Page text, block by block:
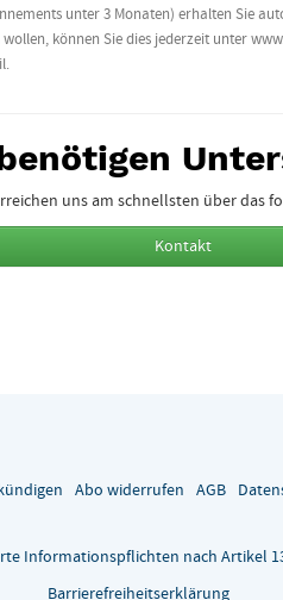
unter 3 Monaten) erhalten Sie
können Sie dies jederzeit unter
uns am schnellsten über das
Kontakt
Abo widerrufen AGB
Informationspflichten nach Artikel
Barrierefreiheitserklärung